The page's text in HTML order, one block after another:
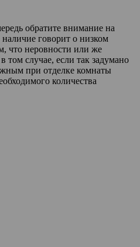
обратите внимание на
говорит о низком
что неровности или же
случае, если так задумано
при отделке комнаты
количества